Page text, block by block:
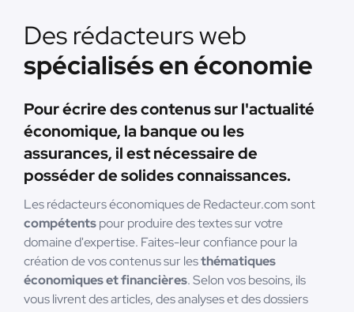
Des rédacteurs web
spécialisés en économie
Pour écrire des contenus sur l'actualité
économique, la banque ou les
assurances, il est nécessaire de
posséder de solides connaissances.
Les rédacteurs économiques de Redacteur.com sont
compétentspour produire des textes sur votre
domaine d'expertise. Faites-leur confiance pour la
création de vos contenus sur lesthématiques
économiques et financières. Selon vos besoins, ils
vous livrent des articles, des analyses et des dossiers